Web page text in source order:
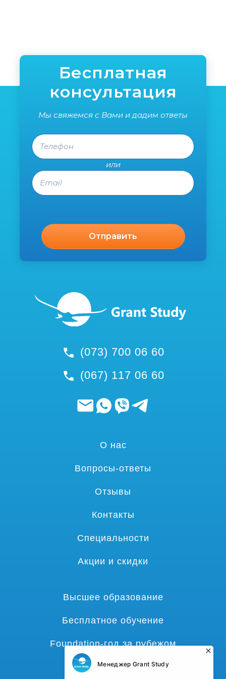
(073) 700 06 60
(067) 117 06 60
Бесплатная
консультация
Мы свяжемся с Вами и дадим ответы
Телефон
или
Email
О нас
Вопросы-ответы
Отзывы
Контакты
Специальности
Акции и скидки
Высшее образование
Бесплатное обучение
Foundation-год за рубежом
Языковые курсы